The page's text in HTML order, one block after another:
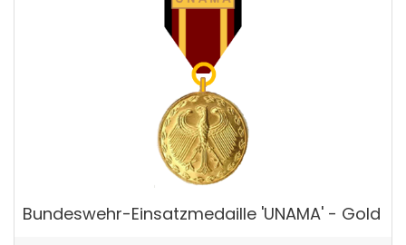
Bundeswehr-Einsatzmedaille 'UNAMA' - Gold